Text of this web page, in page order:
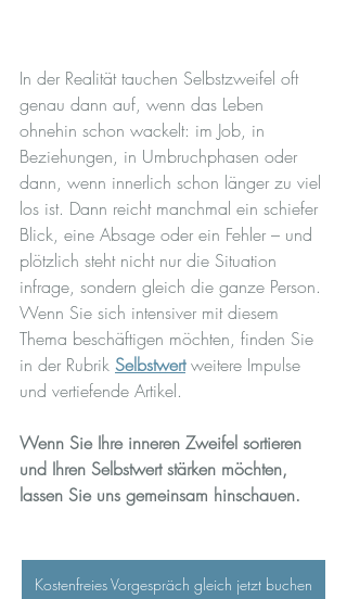
In der Realität tauchen Selbstzweifel oft
genau dann auf, wenn das Leben
ohnehin schon wackelt: im Job, in
Beziehungen, in Umbruchphasen oder
dann, wenn innerlich schon länger zu viel
los ist. Dann reicht manchmal ein schiefer
Blick, eine Absage oder ein Fehler – und
plötzlich steht nicht nur die Situation
infrage, sondern gleich die ganze Person.
Wenn Sie sich intensiver mit diesem
Thema beschäftigen möchten, finden Sie
in der Rubrik Selbstwert weitere Impulse
und vertiefende Artikel.
Wenn Sie Ihre inneren Zweifel sortieren
und Ihren Selbstwert stärken möchten,
lassen Sie uns gemeinsam hinschauen.
Kostenfreies Vorgespräch gleich jetzt buchen